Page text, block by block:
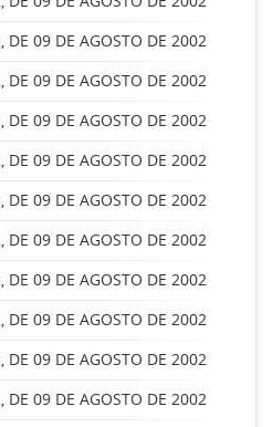
DE 09 DE AGOSTO DE 2002
DE 09 DE AGOSTO DE 2002
DE 09 DE AGOSTO DE 2002
DE 09 DE AGOSTO DE 2002
DE 09 DE AGOSTO DE 2002
DE 09 DE AGOSTO DE 2002
DE 09 DE AGOSTO DE 2002
DE 09 DE AGOSTO DE 2002
DE 09 DE AGOSTO DE 2002
DE 09 DE AGOSTO DE 2002